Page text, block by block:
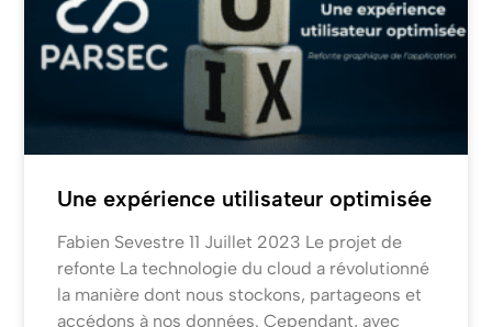
Une expérience utilisateur optimisée
Fabien Sevestre 11 Juillet 2023 Le projet de
refonte La technologie du cloud a révolutionné
la manière dont nous stockons, partageons et
accédons à nos données. Cependant, avec